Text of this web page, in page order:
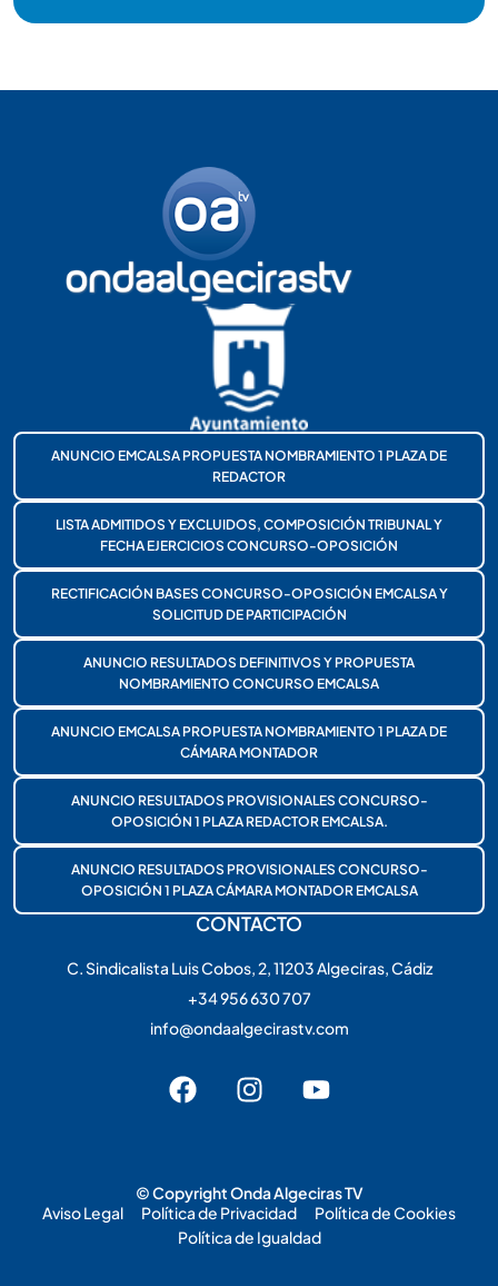
ANUNCIO EMCALSA PROPUESTA NOMBRAMIENTO 1 PLAZA DE
REDACTOR
LISTA ADMITIDOS Y EXCLUIDOS, COMPOSICIÓN TRIBUNAL Y
FECHA EJERCICIOS CONCURSO-OPOSICIÓN
RECTIFICACIÓN BASES CONCURSO-OPOSICIÓN EMCALSA Y
SOLICITUD DE PARTICIPACIÓN
ANUNCIO RESULTADOS DEFINITIVOS Y PROPUESTA
NOMBRAMIENTO CONCURSO EMCALSA
ANUNCIO EMCALSA PROPUESTA NOMBRAMIENTO 1 PLAZA DE
CÁMARA MONTADOR
ANUNCIO RESULTADOS PROVISIONALES CONCURSO-
OPOSICIÓN 1 PLAZA REDACTOR EMCALSA.
ANUNCIO RESULTADOS PROVISIONALES CONCURSO-
OPOSICIÓN 1 PLAZA CÁMARA MONTADOR EMCALSA
CONTACTO
C. Sindicalista Luis Cobos, 2, 11203 Algeciras, Cádiz
+34 956 630 707
info@ondaalgecirastv.com
© Copyright Onda Algeciras TV
Aviso Legal
Política de Privacidad
Política de Cookies
Política de Igualdad